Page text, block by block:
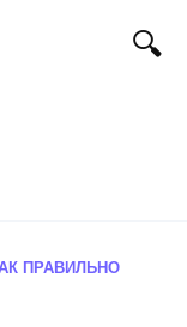
ПРАВИЛЬНО